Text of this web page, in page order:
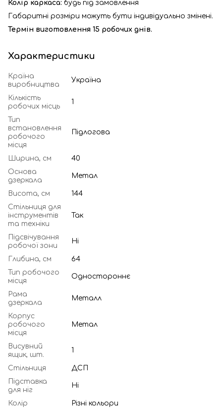
Колір каркаса: будь під замовлення
Габаритні розміри можуть бути індивідуально змінені.
Термін виготовлення 15 робочих днів.
Характеристики
Країна
виробництва
Україна
Кількість
робочих місць
1
Тип
встановлення
робочого
місця
Підлогова
Ширина, см
40
Основа
дзеркала
Метал
Висота, см
144
Стільниця для
інструментів
та техніки
Так
Підсвічування
робочої зони
Ні
Глибина, см
64
Тип робочого
місця
Одностороннє
Рама
дзеркала
Металл
Корпус
робочого
місця
Метал
Висувний
ящик, шт.
1
Стільниця
ДСП
Підставка
для ніг
Ні
Колір Різні кольори